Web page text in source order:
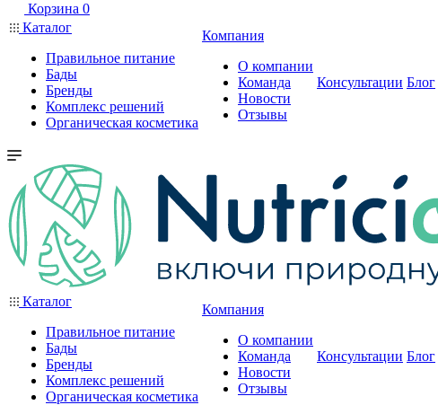
Корзина 0
Каталог
Правильное питание
Бады
Бренды
Комплекс решений
Органическая косметика
Компания
О компании
Команда
Новости
Отзывы
Консультации Блог
Каталог
Правильное питание
Бады
Бренды
Комплекс решений
Органическая косметика
Компания
О компании
Команда
Новости
Отзывы
Консультации Блог